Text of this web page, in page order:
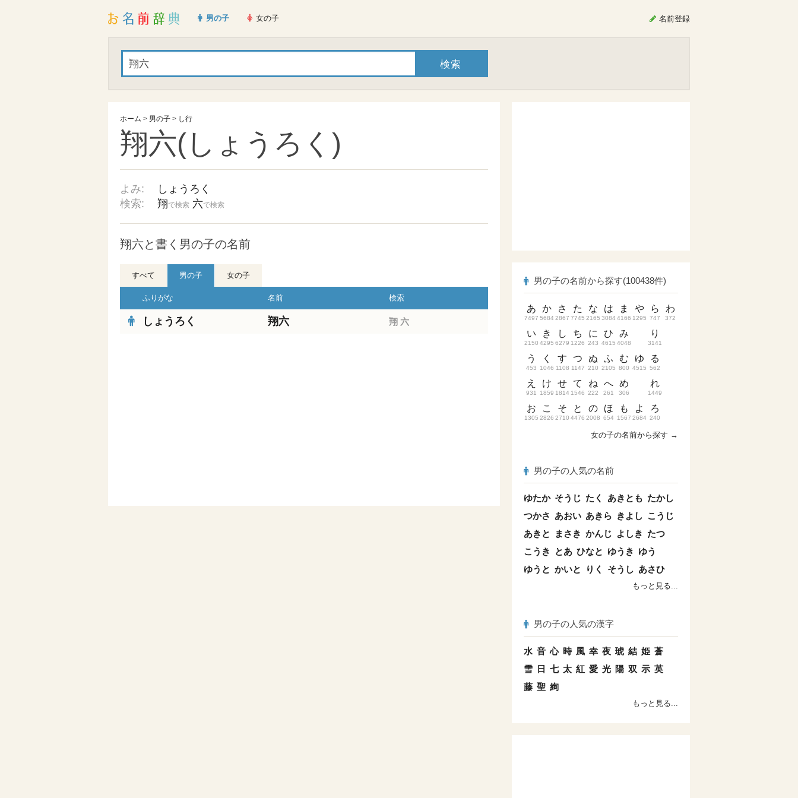
男の子 女の子 名前登録
ホーム > 男の子 > し行
翔六(しょうろく)
よみ:
しょうろく
検索:
翔 で検索 六で検索
翔六と書く男の子の名前
すべて 男の子 女の子
ふりがな 名前 検索
しょうろく 翔六 翔 六
男の子の名前から探す(100438件)
あ
7497
い
2150
う
453
え
931
お
1305
か
5684
き
4295
く
1046
け
1859
こ
2826
さ
2867
し
6279
す
1108
せ
1814
そ
2710
た
7745
ち
1226
つ
1147
て
1546
と
4476
な
2165
に
243
ぬ
210
ね
222
の
2008
は
3084
ひ
4615
ふ
2105
へ
261
ほ
654
ま
4166
み
4048
む
800
め
306
も
1567
や
1295
ゆ
4515
よ
2684
ら
747
り
3141
る
562
れ
1449
ろ
240
わ
372
女の子の名前から探す →
男の子の人気の名前
ゆたか そうじ たく あきとも たかし
つかさ あおい あきら きよし こうじ
あきと
まさき かんじ よしき たつ
こうき
とあ ひなと ゆうき ゆう
ゆうと かいと りく そうし あさひ
もっと見る...
男の子の人気の漢字
水 音 心 時 風 幸 夜 琥 結 姫 蒼
雪
日 七 太 紅 愛 光 陽 双 示 英
藤 聖 絢
もっと見る...